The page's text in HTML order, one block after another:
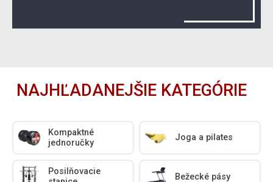
NAJHĽADANEJŠIE KATEGÓRIE
Kompaktné
jednoručky
Joga a pilates
Posilňovacie
Bežecké pásy